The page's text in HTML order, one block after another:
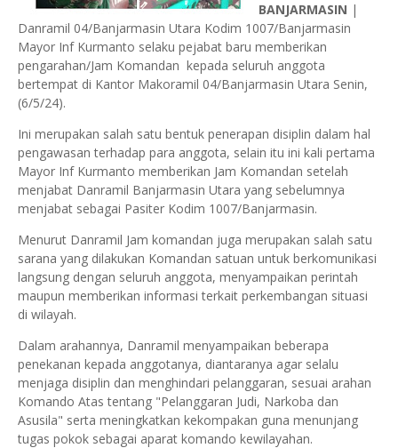
BANJARMASIN |
Danramil 04/Banjarmasin Utara Kodim 1007/Banjarmasin
Mayor Inf Kurmanto selaku pejabat baru memberikan
pengarahan/Jam Komandan kepada seluruh anggota
bertempat di Kantor Makoramil 04/Banjarmasin Utara Senin,
(6/5/24).
Ini merupakan salah satu bentuk penerapan disiplin dalam hal
pengawasan terhadap para anggota, selain itu ini kali pertama
Mayor Inf Kurmanto memberikan Jam Komandan setelah
menjabat Danramil Banjarmasin Utara yang sebelumnya
menjabat sebagai Pasiter Kodim 1007/Banjarmasin.
Menurut Danramil Jam komandan juga merupakan salah satu
sarana yang dilakukan Komandan satuan untuk berkomunikasi
langsung dengan seluruh anggota, menyampaikan perintah
maupun memberikan informasi terkait perkembangan situasi
di wilayah.
Dalam arahannya, Danramil menyampaikan beberapa
penekanan kepada anggotanya, diantaranya agar selalu
menjaga disiplin dan menghindari pelanggaran, sesuai arahan
Komando Atas tentang "Pelanggaran Judi, Narkoba dan
Asusila" serta meningkatkan kekompakan guna menunjang
tugas pokok sebagai aparat komando kewilayahan.